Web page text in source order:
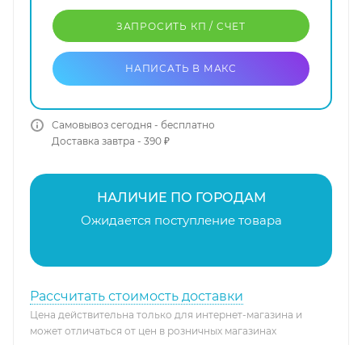
ЗАПРОСИТЬ КП / CЧЕТ
НАПИСАТЬ В МАКС
Самовывоз сегодня - бесплатно
Доставка завтра - 390 ₽
НАЛИЧИЕ ПО ГОРОДАМ
Ожидается поступление товара
Рассчитать стоимость доставки
Цена действительна только для интернет-магазина и
может отличаться от цен в розничных магазинах